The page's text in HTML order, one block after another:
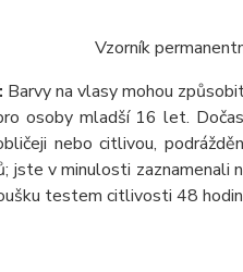
Vzorník
Barvy na vlasy mohou
osoby mladší 16 let.
nebo citlivou,
jste v minulosti zaznamenali
testem citlivosti 48